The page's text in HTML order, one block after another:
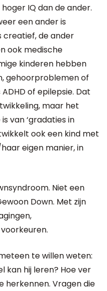
IQ dan de ander.
een ander is
creatief, de ander
ook medische
kinderen hebben
gehoorproblemen of
of epilepsie. Dat
maar het
van ‘gradaties in
ook een kind met
eigen manier, in
Niet een
Down. Met zijn
te willen weten:
kan hij leren? Hoe ver
herkennen. Vragen die